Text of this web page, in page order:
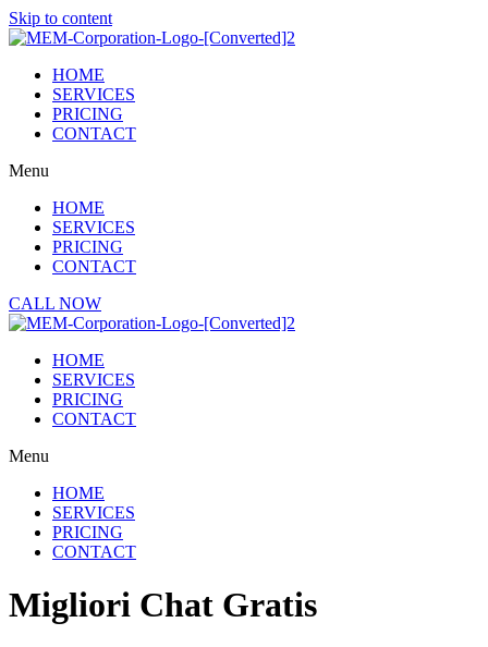
Skip to content
HOME
SERVICES
PRICING
CONTACT
Menu
HOME
SERVICES
PRICING
CONTACT
CALL NOW
HOME
SERVICES
PRICING
CONTACT
Menu
HOME
SERVICES
PRICING
CONTACT
Migliori Chat Gratis